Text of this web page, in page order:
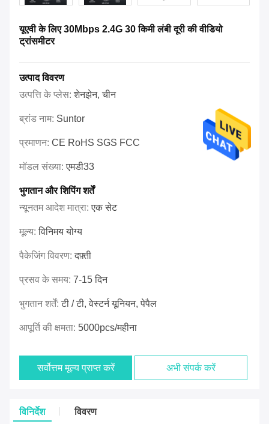
यूएवी के लिए 30Mbps 2.4G 30 किमी लंबी दूरी की वीडियो
ट्रांसमीटर
उत्पाद विवरण
उत्पत्ति के प्लेस:शेनझेन, चीन
ब्रांड नाम: Suntor
प्रमाणन: CE RoHS SGS FCC
मॉडल संख्या:एमडी33
भुगतान और शिपिंग शर्तें
न्यूनतम आदेश मात्रा:एक सेट
मूल्य:विनिमय योग्य
पैकेजिंग विवरण:दफ़्ती
प्रसव के समय: 7-15 दिन
भुगतान शर्तें:टी / टी, वेस्टर्न यूनियन, पेपैल
आपूर्ति की क्षमता: 5000pcs/महीना
सर्वोत्तम मूल्य प्राप्त करें अभी संपर्क करें
विनिर्देश विवरण